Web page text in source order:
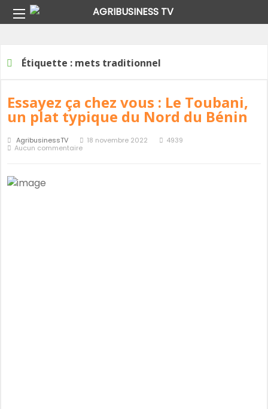
Étiquette :mets traditionnel
Étiquette : mets traditionnel
Essayez ça chez vous : Le Toubani,
un plat typique du Nord du Bénin
AgribusinessTV 18 novembre 2022
4939
Aucun commentaire